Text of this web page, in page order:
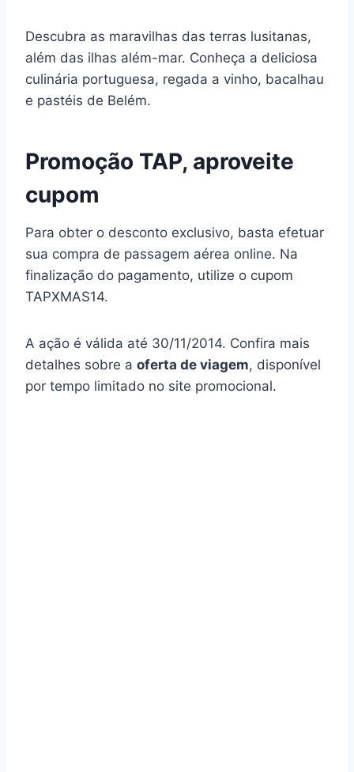
Descubra as maravilhas das terras lusitanas,
além das ilhas além-mar. Conheça a deliciosa
culinária portuguesa, regada a vinho, bacalhau
e pastéis de Belém.
Promoção TAP, aproveite
cupom
Para obter o desconto exclusivo, basta efetuar
sua compra de passagem aérea online. Na
finalização do pagamento, utilize o cupom
TAPXMAS14.
A ação é válida até 30/11/2014. Confira mais
detalhes sobre a oferta de viagem, disponível
por tempo limitado no site promocional.